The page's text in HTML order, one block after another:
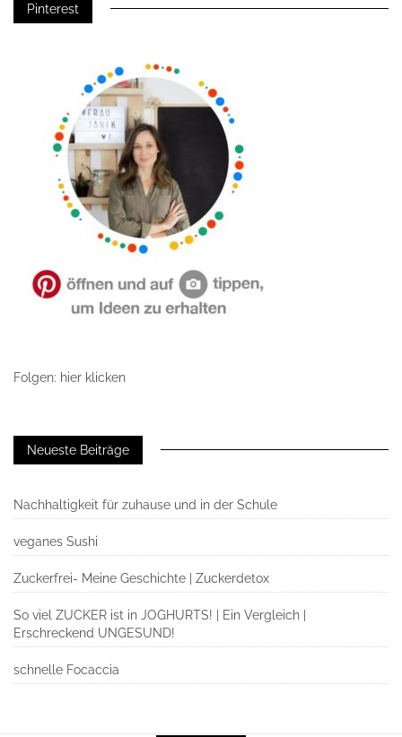
Pinterest
Folgen: hier klicken
Neueste Beiträge
Nachhaltigkeit für zuhause und in der Schule
veganes Sushi
Zuckerfrei- Meine Geschichte | Zuckerdetox
So viel ZUCKER ist in JOGHURTS! | Ein Vergleich |
Erschreckend UNGESUND!
schnelle Focaccia